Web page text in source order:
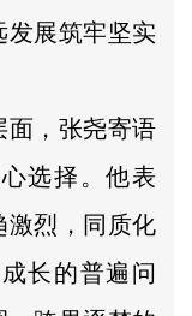
发展筑牢坚实
面，张尧寄语
选择。他表
激烈，同质化
长的普遍问